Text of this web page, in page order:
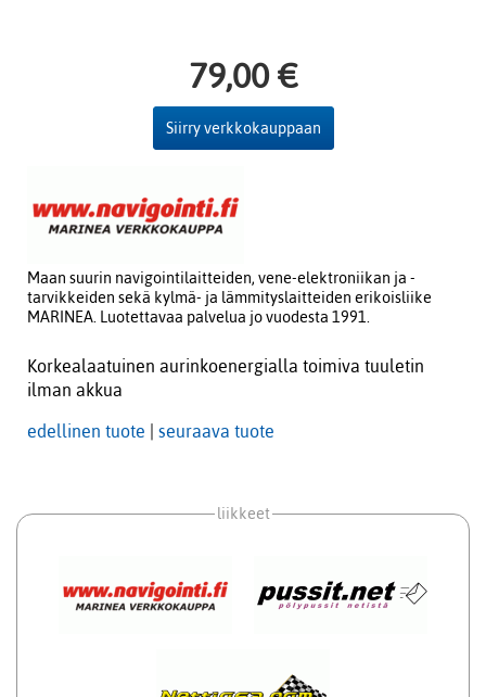
79,00 €
Siirry verkkokauppaan
Maan suurin navigointilaitteiden, vene-elektroniikan ja -
tarvikkeiden sekä kylmä- ja lämmityslaitteiden erikoisliike
MARINEA. Luotettavaa palvelua jo vuodesta 1991.
Korkealaatuinen aurinkoenergialla toimiva tuuletin
ilman akkua
edellinen tuote seuraava tuote
liikkeet